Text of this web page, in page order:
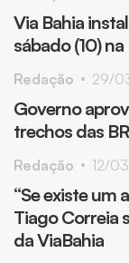
Via Bahia
sábado (10)
Governo
trechos das
Redação 29/
“Se existe um
Tiago Correia
da ViaBahia
Redação 12/